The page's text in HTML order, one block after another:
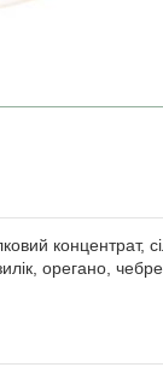
концентрат,
орегано,